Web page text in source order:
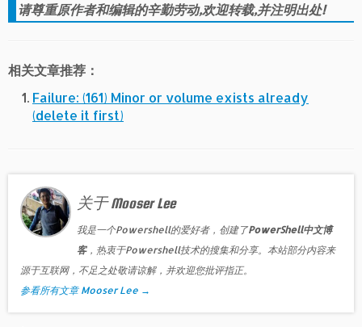
请尊重原作者和编辑的辛勤劳动,欢迎转载,并注明出处!
相关文章推荐：
Failure: (161) Minor or volume exists already
(delete it first)
关于 Mooser Lee
我是一个Powershell的爱好者，创建了PowerShell中文博
客，热衷于Powershell技术的搜集和分享。本站部分内容来
源于互联网，不足之处敬请谅解，并欢迎您批评指正。
参看所有文章 Mooser Lee →